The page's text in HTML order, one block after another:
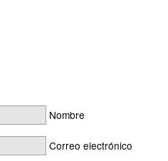
Nombre
Correo electrónico